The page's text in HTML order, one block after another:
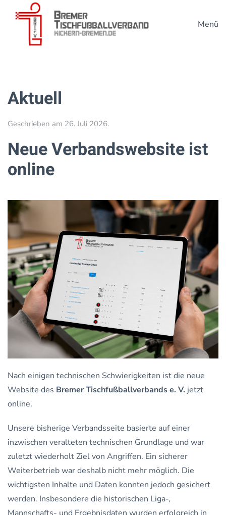
Zum Hauptinhalt springen Menü
Aktuell
Geschrieben am 26. Juli 2026.
Neue Verbandswebsite ist
online
Nach einigen technischen Schwierigkeiten ist die neue
Website des Bremer Tischfußballverbands e. V. jetzt
online.
Unsere bisherige Verbandsseite basierte auf einer
inzwischen veralteten technischen Grundlage und war
zuletzt wiederholt Ziel von Angriffen. Ein sicherer
Weiterbetrieb war deshalb nicht mehr möglich. Die
wichtigsten Inhalte und Daten konnten jedoch gesichert
werden. Insbesondere die historischen Liga-,